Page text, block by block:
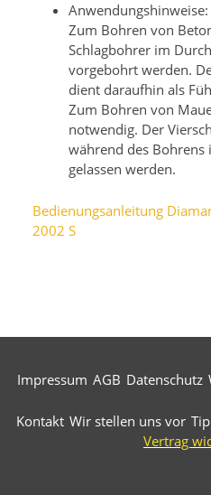
Anwendungshinweise:
Zum Bohren von
Schlagbohrer im
vorgebohrt werden.
dient daraufhin als
Zum Bohren von
notwendig. Der
während des Bohrens
gelassen werden.
Bedienungsanleitung
2002 S
Impressum AGB Datenschutz
Kontakt Wir stellen uns vor
Vertrag